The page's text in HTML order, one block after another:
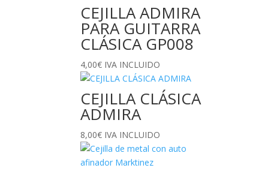
CEJILLA ADMIRA
PARA GUITARRA
CLÁSICA GP008
4,00€ IVA INCLUIDO
CEJILLA CLÁSICA
ADMIRA
8,00€ IVA INCLUIDO